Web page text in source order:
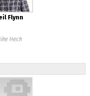
Flynn
Heck